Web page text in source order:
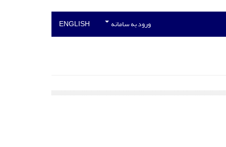
ورود به سامانه ENGLISH